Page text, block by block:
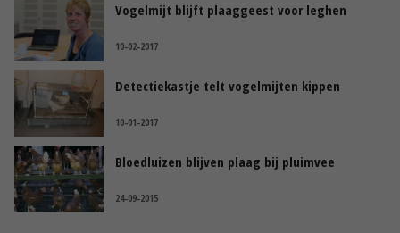
Vogelmijt blijft plaaggeest voor leghen
10-02-2017
Detectiekastje telt vogelmijten kippen
10-01-2017
Bloedluizen blijven plaag bij pluimvee
24-09-2015